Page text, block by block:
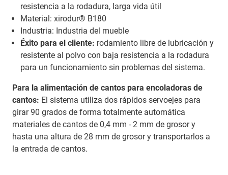
resistencia a la rodadura, larga vida útil
Material: xirodur® B180
Industria: Industria del mueble
Éxito para el cliente: rodamiento libre de lubricación y
resistente al polvo con baja resistencia a la rodadura
para un funcionamiento sin problemas del sistema.
Para la alimentación de cantos para encoladoras de
cantos: El sistema utiliza dos rápidos servoejes para
girar 90 grados de forma totalmente automática
materiales de cantos de 0,4 mm - 2 mm de grosor y
hasta una altura de 28 mm de grosor y transportarlos a
la entrada de cantos.